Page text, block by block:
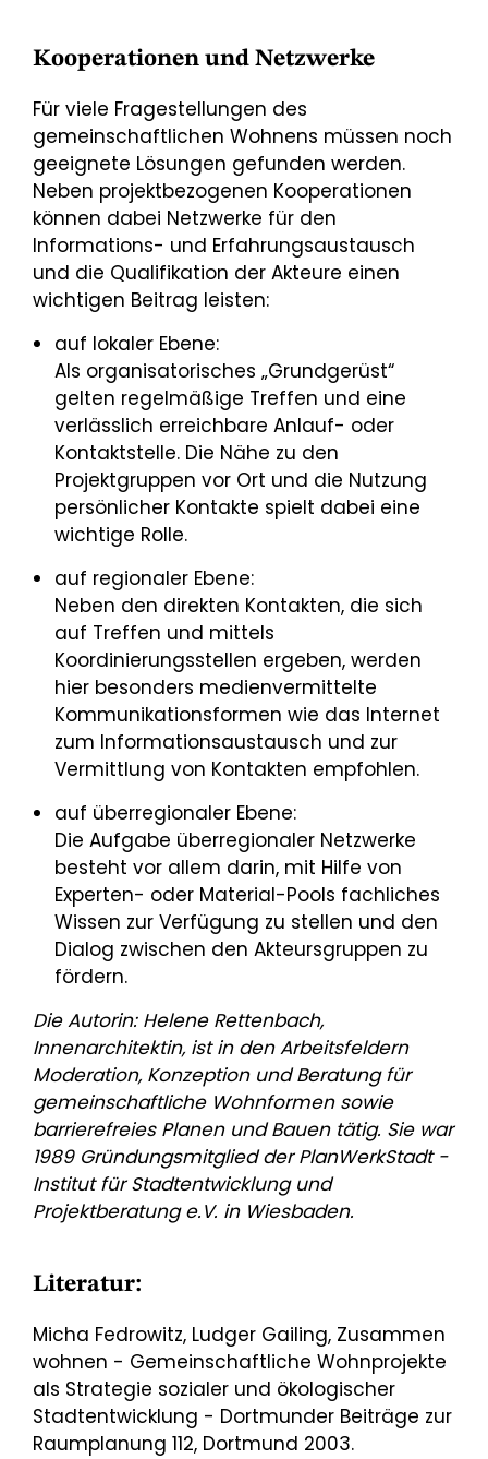
Kooperationen und Netzwerke
Für viele Fragestellungen des
gemeinschaftlichen Wohnens müssen noch
geeignete Lösungen gefunden werden.
Neben projektbezogenen Kooperationen
können dabei Netzwerke für den
Informations- und Erfahrungsaustausch
und die Qualifikation der Akteure einen
wichtigen Beitrag leisten:
auf lokaler Ebene:
Als organisatorisches „Grundgerüst“
gelten regelmäßige Treffen und eine
verlässlich erreichbare Anlauf- oder
Kontaktstelle. Die Nähe zu den
Projektgruppen vor Ort und die Nutzung
persönlicher Kontakte spielt dabei eine
wichtige Rolle.
auf regionaler Ebene:
Neben den direkten Kontakten, die sich
auf Treffen und mittels
Koordinierungsstellen ergeben, werden
hier besonders medienvermittelte
Kommunikationsformen wie das Internet
zum Informationsaustausch und zur
Vermittlung von Kontakten empfohlen.
auf überregionaler Ebene:
Die Aufgabe überregionaler Netzwerke
besteht vor allem darin, mit Hilfe von
Experten- oder Material-Pools fachliches
Wissen zur Verfügung zu stellen und den
Dialog zwischen den Akteursgruppen zu
fördern.
Die Autorin: Helene Rettenbach,
Innenarchitektin, ist in den Arbeitsfeldern
Moderation, Konzeption und Beratung für
gemeinschaftliche Wohnformen sowie
barrierefreies Planen und Bauen tätig. Sie war
1989 Gründungsmitglied der PlanWerkStadt -
Institut für Stadtentwicklung und
Projektberatung e.V. in Wiesbaden.
Literatur:
Micha Fedrowitz, Ludger Gailing, Zusammen
wohnen - Gemeinschaftliche Wohnprojekte
als Strategie sozialer und ökologischer
Stadtentwicklung - Dortmunder Beiträge zur
Raumplanung 112, Dortmund 2003.